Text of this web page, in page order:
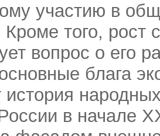
участию в
Кроме того, рост
вопрос о его
блага
история
в начале